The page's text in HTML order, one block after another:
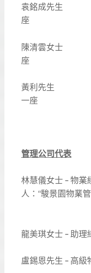
袁銘
座
陳清
座
黃利
一座
管理公司代表
林慧儀女
人：“駿景
(駿
龍美琪女士 – 助理
盧錫恩先生 – 高